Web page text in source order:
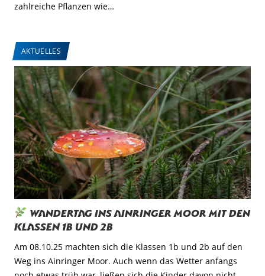
zahlreiche Pflanzen wie…
AKTUELLES
Wandertag ins Ainringer Moor mit den
Klassen 1b und 2b
Am 08.10.25 machten sich die Klassen 1b und 2b auf den
Weg ins Ainringer Moor. Auch wenn das Wetter anfangs